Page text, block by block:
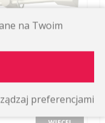
sufitowy
na Twoim
preferencjami